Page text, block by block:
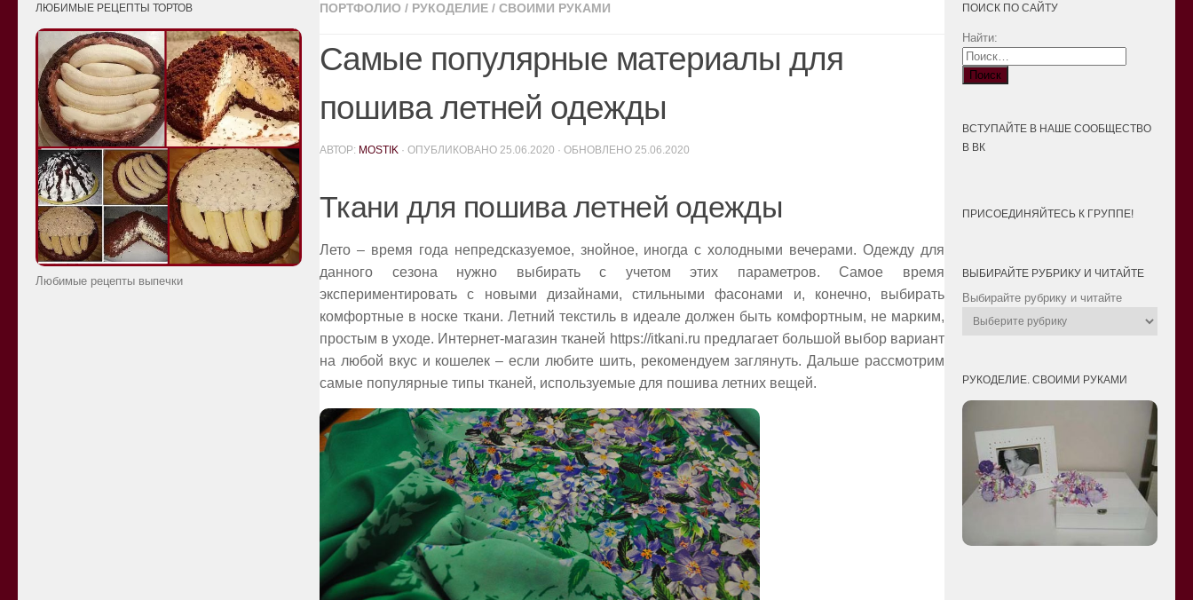
ПОРТФОЛИО / РУКОДЕЛИЕ / СВОИМИ РУКАМИ
Самые популярные материалы для
пошива летней одежды
АВТОР: MOSTIK · ОПУБЛИКОВАНО 25.06.2020 · ОБНОВЛЕНО 25.06.2020
Ткани для пошива летней одежды
Лето – время года непредсказуемое, знойное, иногда с холодными вечерами. Одежду для
данного сезона нужно выбирать с учетом этих параметров. Самое время
экспериментировать с новыми дизайнами, стильными фасонами и, конечно, выбирать
комфортные в носке ткани. Летний текстиль в идеале должен быть комфортным, не марким,
простым в уходе. Интернет-магазин тканей https://itkani.ru предлагает большой выбор вариант
на любой вкус и кошелек – если любите шить, рекомендуем заглянуть. Дальше рассмотрим
самые популярные типы тканей, используемые для пошива летних вещей.
ЛЮБИМЫЕ РЕЦЕПТЫ ТОРТОВ
Любимые рецепты выпечки
ПОИСК ПО САЙТУ
Найти:
ВСТУПАЙТЕ В НАШЕ СООБЩЕСТВО
В ВК
ПРИСОЕДИНЯЙТЕСЬ К ГРУППЕ!
ВЫБИРАЙТЕ РУБРИКУ И ЧИТАЙТЕ
Выбирайте рубрику и читайте
РУКОДЕЛИЕ. СВОИМИ РУКАМИ